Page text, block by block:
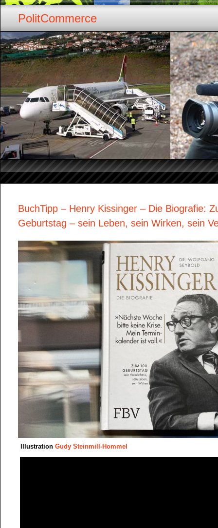
PolitCommerce
BuchTipp – Henry Kissinger – Die Biografie:
Geburtstag – sein Leben, sein Wirken, sein
Illustration Gudy Steinmill-Hommel